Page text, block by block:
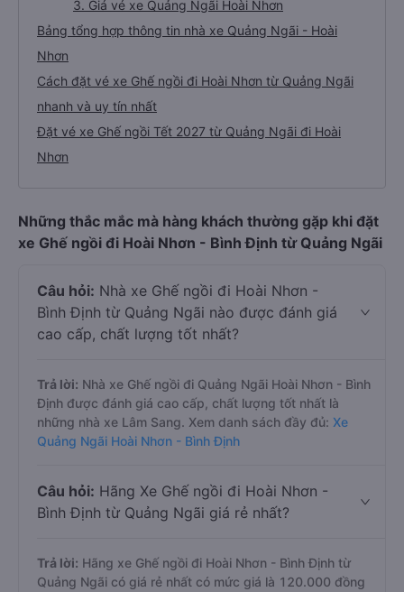
3. Giá vé xe Quảng Ngãi Hoài Nhơn
Bảng tổng hợp thông tin nhà xe Quảng Ngãi - Hoài
Nhơn
Cách đặt vé xe Ghế ngồi đi Hoài Nhơn từ Quảng Ngãi
nhanh và uy tín nhất
Đặt vé xe Ghế ngồi Tết 2027 từ Quảng Ngãi đi Hoài
Nhơn
Những thắc mắc mà hàng khách thường gặp khi đặt
xe Ghế ngồi đi Hoài Nhơn - Bình Định từ Quảng Ngãi
Câu hỏi: Nhà xe Ghế ngồi đi Hoài Nhơn -
Bình Định từ Quảng Ngãi nào được đánh giá
cao cấp, chất lượng tốt nhất?
Trả lời: Nhà xe Ghế ngồi đi Quảng Ngãi Hoài Nhơn - Bình
Định được đánh giá cao cấp, chất lượng tốt nhất là
những nhà xe Lâm Sang. Xem danh sách đầy đủ: Xe
Quảng Ngãi Hoài Nhơn - Bình Định
Câu hỏi: Hãng Xe Ghế ngồi đi Hoài Nhơn -
Bình Định từ Quảng Ngãi giá rẻ nhất?
Trả lời: Hãng xe Ghế ngồi đi Hoài Nhơn - Bình Định từ
Quảng Ngãi có giá rẻ nhất có mức giá là 120.000 đồng